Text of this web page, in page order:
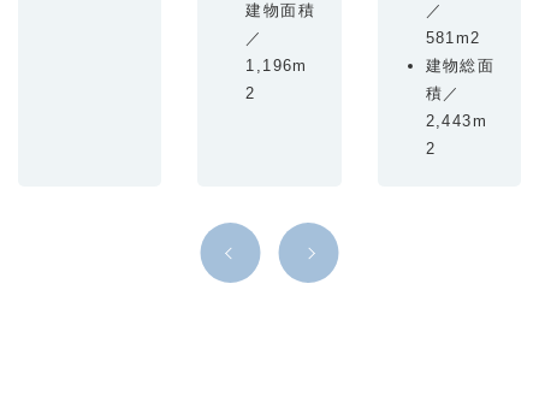
建物面積
／
1,196m
2
／
581m2
建物総面
積／
2,443m
2